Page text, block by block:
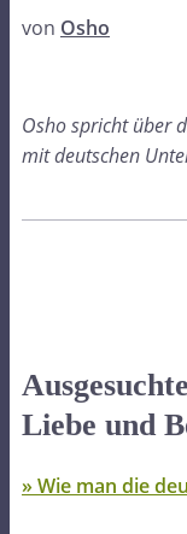
von Osho
Osho spricht über
mit deutschen
Liebe und
» Wie man die